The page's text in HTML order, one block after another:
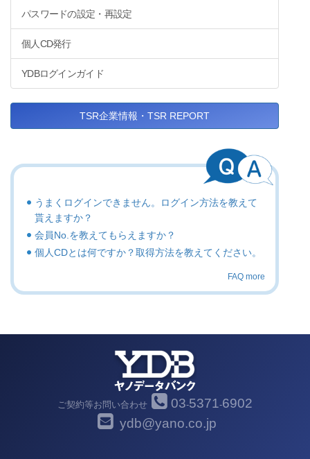
パスワードの設定・再設定
個人CD発行
YDBログインガイド
TSR企業情報・TSR REPORT
うまくログインできません。ログイン方法を教えて
貰えますか？
会員No.を教えてもらえますか？
個人CDとは何ですか？取得方法を教えてください。
FAQ more
ご契約等お問い合わせ 03-5371-6902
ydb@yano.co.jp